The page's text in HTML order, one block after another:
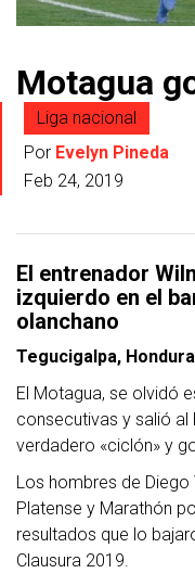
Motagua
Liga nacional
Por Evelyn Pineda
Feb 24, 2019
El entrenador
izquierdo en el
olanchano
Tegucigalpa,
El Motagua, se olvidó
consecutivas y salió
verdadero «ciclón» y
Los hombres de
Platense y Marathón
resultados que lo
Clausura 2019.